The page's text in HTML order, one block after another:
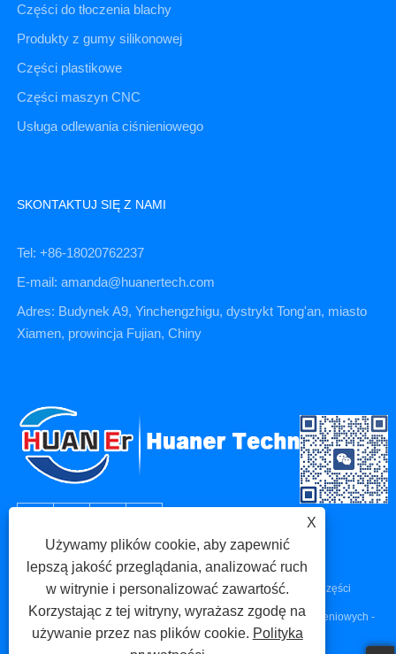
Części do tłoczenia blachy
Produkty z gumy silikonowej
Części plastikowe
Części maszyn CNC
Usługa odlewania ciśnieniowego
SKONTAKTUJ SIĘ Z NAMI
Tel: +86-18020762237
E-mail: amanda@huanertech.com
Adres: Budynek A9, Yinchengzhigu, dystrykt Tong'an, miasto
Xiamen, prowincja Fujian, Chiny
Prawa autorskie © 2023 Xiamen Huaner Technology Co., Ltd - Części
maszyn CNC, Części do obróbki CNC, Części do odlewów ciśnieniowych -
Wszelkie prawa zastrzeżone.
X
Używamy plików cookie, aby zapewnić
lepszą jakość przeglądania, analizować ruch
w witrynie i personalizować zawartość.
Korzystając z tej witryny, wyrażasz zgodę na
używanie przez nas plików cookie. Polityka